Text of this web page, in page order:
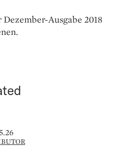
Ausgabe 2018